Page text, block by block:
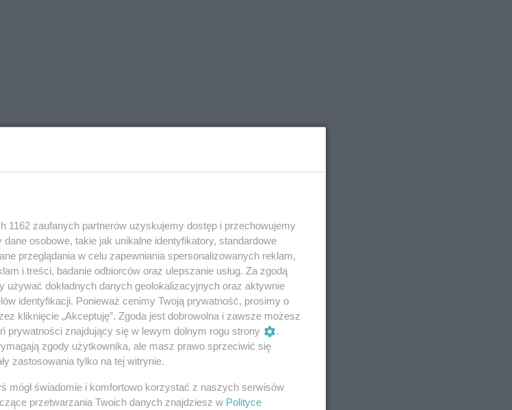
1162 zaufanych partnerów uzyskujemy dostęp i przechowujemy
osobowe, takie jak unikalne identyfikatory, standardowe
przeglądania w celu zapewniania spersonalizowanych reklam,
i treści, badanie odbiorców oraz ulepszanie usług. Za zgodą
dokładnych danych geolokalizacyjnych oraz aktywnie
identyfikacji. Ponieważ cenimy Twoją prywatność, prosimy o
kliknięcie „Akceptuję”. Zgoda jest dobrowolna i zawsze możesz
prywatności znajdujący się w lewym dolnym rogu strony
.
zgody użytkownika, ale masz prawo sprzeciwić się
zastosowania tylko na tej witrynie.
mógł świadomie i komfortowo korzystać z naszych serwisów
przetwarzania Twoich danych znajdziesz w Polityce